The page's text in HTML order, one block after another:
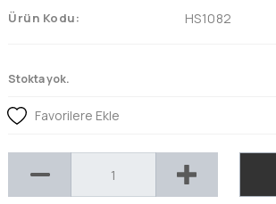
Ürün Kodu: HS1082
Stokta yok.
Favorilere Ekle